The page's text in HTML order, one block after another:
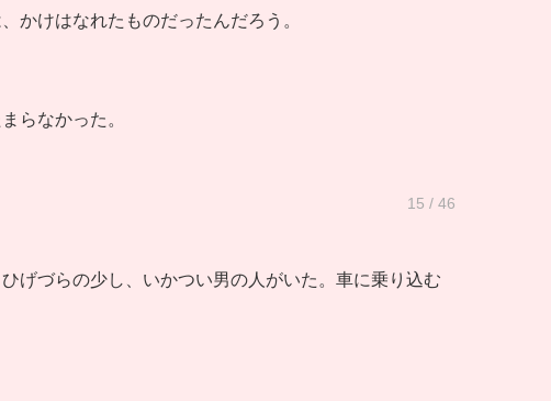
かけはなれたものだったんだろう。
らなかった。
15 / 46
げづらの少し、いかつい男の人がいた。車に乗り込む